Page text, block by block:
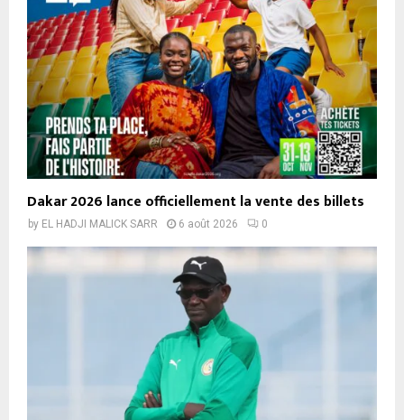
Dakar 2026 lance officiellement la vente des billets
by EL HADJI MALICK SARR 6 août 2026 0